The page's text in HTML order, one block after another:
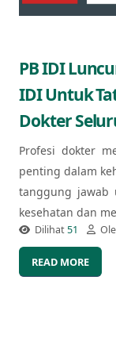
PB IDI
IDI Untuk
Dokter
Profesi dokter
penting dalam
tanggung jawab
kesehatan dan
Dilihat51
READ MORE